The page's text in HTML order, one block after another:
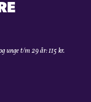
unge t/m 29 år: 115 kr.